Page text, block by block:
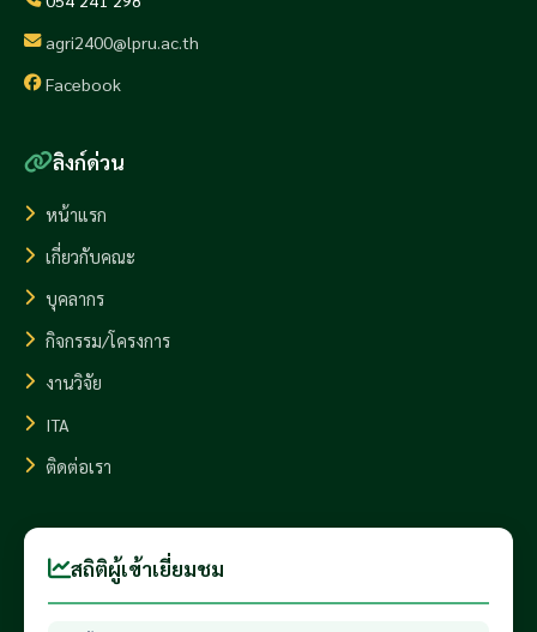
agri2400@lpru.ac.th
Facebook
ลิงก์ด่วน
หน้าแรก
เกี่ยวกับคณะ
บุคลากร
กิจกรรม/โครงการ
งานวิจัย
ITA
ติดต่อเรา
สถิติผู้เข้าเยี่ยมชม